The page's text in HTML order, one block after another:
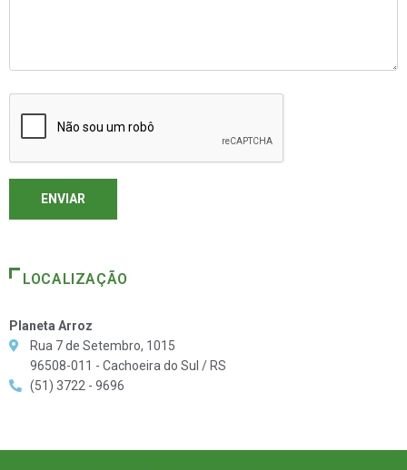
LOCALIZAÇÃO
Planeta Arroz
Rua 7 de Setembro, 1015
96508-011 - Cachoeira do Sul / RS
(51) 3722 - 9696